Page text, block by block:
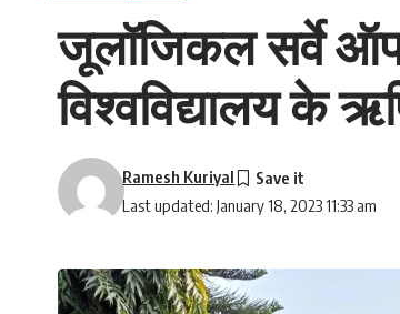
जूलॉजिकल सर्वे ऑफ
विश्वविद्यालय के
Last updated: January 18, 2023 11:33 am
Ramesh Kuriyal